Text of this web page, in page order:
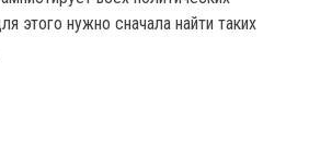
этого нужно сначала найти таких